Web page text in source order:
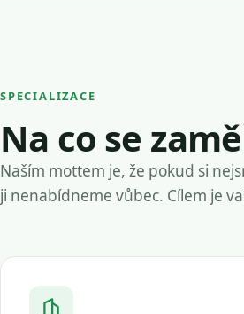
SPECIALIZACE
Na co se
Naším mottem je, že pokud si
ji nenabídneme vůbec. Cílem je